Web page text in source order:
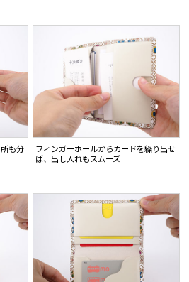
も分
フィンガーホールからカードを繰り出せ
ば、出し入れもスムーズ